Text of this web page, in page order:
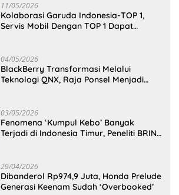
11/05/2026
Kolaborasi Garuda Indonesia-TOP 1,
Servis Mobil Dengan TOP 1 Dapat
04/05/2026
BlackBerry Transformasi Melalui
Teknologi QNX, Raja Ponsel Menjadi
03/05/2026
Fenomena ‘Kumpul Kebo’ Banyak
Terjadi di Indonesia Timur, Peneliti BRIN
29/04/2026
Dibanderol Rp974,9 Juta, Honda Prelude
Generasi Keenam Sudah ‘Overbooked’